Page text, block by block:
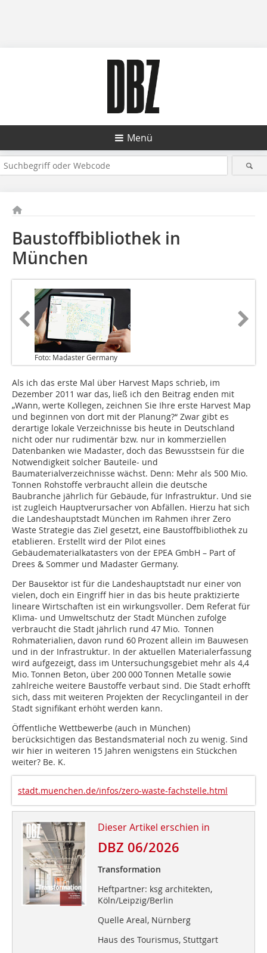
Menü
Baustoffbibliothek in
München
Foto: Madaster Germany
Als ich das erste Mal über Harvest Maps schrieb, im
Dezember 2011 war das, ließ ich den Beitrag enden mit
„Wann, werte Kollegen, zeichnen Sie Ihre erste Harvest Map
und beginnen von dort mit der Planung?“ Zwar gibt es
derartige lokale Verzeichnisse bis heute in Deutschland
nicht oder nur rudimentär bzw. nur in kommerziellen
Datenbanken wie Madaster, doch das Bewusstsein für die
Notwendigkeit solcher Bauteile- und
Baumaterialverzeichnisse wächst. Denn: Mehr als 500 Mio.
Tonnen Rohstoffe verbraucht allein die deutsche
Baubranche jährlich für Gebäude, für Infrastruktur. Und sie
ist zugleich Hauptverursacher von Abfällen. Hierzu hat sich
die Landeshauptstadt München im Rahmen ihrer Zero
Waste Strategie das Ziel gesetzt, eine Baustoffbibliothek zu
etablieren. Erstellt wird der Pilot eines
Gebäudematerialkatasters von der EPEA GmbH – Part of
Drees & Sommer und Madaster Germany.
Der Bausektor ist für die Landeshauptstadt nur einer von
vielen, doch ein Eingriff hier in das bis heute praktizierte
lineare Wirtschaften ist ein wirkungsvoller. Dem Referat für
Klima- und Umweltschutz der Stadt München zufolge
verbraucht die Stadt jährlich rund 47 Mio. Tonnen
Rohmaterialien, davon rund 60 Prozent allein im Bauwesen
und in der Infrastruktur. In der aktuellen Material­erfassung
wird aufgezeigt, dass im Untersuchungsgebiet mehr als 4,4
Mio. Tonnen Beton, über 200 000 Tonnen Metalle sowie
zahlreiche weitere Baustoffe verbaut sind. Die Stadt erhofft
sich, dass mit weiteren Projekten der Recyclinganteil in der
Stadt signifikant erhöht werden kann.
Öffentliche Wettbewerbe (auch in München)
berücksichtigen das Bestandsmaterial noch zu wenig. Sind
wir hier in weiteren 15 Jahren wenigstens ein Stückchen
weiter? Be. K.
stadt.muenchen.de/infos/zero-waste-fachstelle.html
Dieser Artikel erschien in
DBZ 06/2026
Transformation
Heftpartner: ksg architekten,
Köln/Leipzig/Berlin
Quelle Areal, Nürnberg
Haus des Tourismus, Stuttgart